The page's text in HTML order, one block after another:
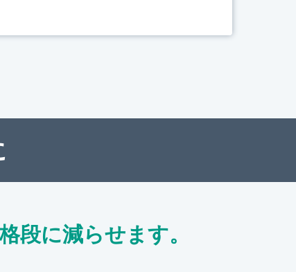
段に減らせます。